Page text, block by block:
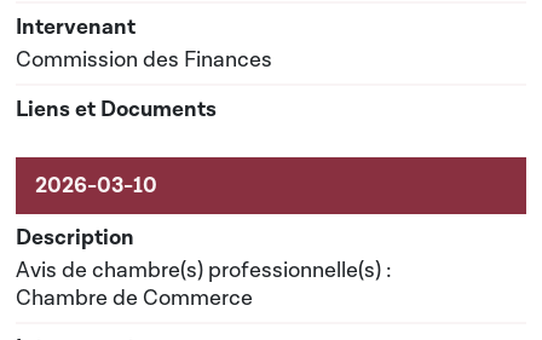
Commission des Finances
Avis de chambre(s) professionnelle(s) :
Chambre de Commerce